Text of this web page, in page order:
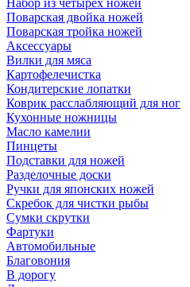
Набор из четырех ножей
Поварская двойка ножей
Поварская тройка ножей
Аксессуары
Вилки для мяса
Картофелечистка
Кондитерские лопатки
Коврик расслабляющий для ног
Кухонные ножницы
Масло камелии
Пинцеты
Подставки для ножей
Разделочные доски
Ручки для японских ножей
Скребок для чистки рыбы
Сумки скрутки
Фартуки
Автомобильные
Благовония
В дорогу